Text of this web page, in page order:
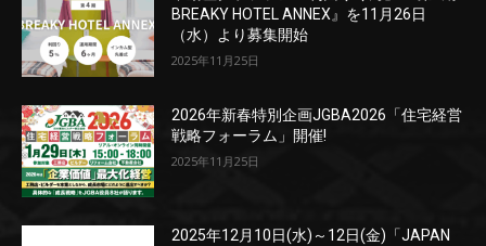
BREAKY HOTEL ANNEX』を11月26日
（水）より募集開始
2025年11月25日
2026年新春特別企画JGBA2026「住宅経営
戦略フォーラム」開催!
2025年11月25日
2025年12月10日(水)～12日(金)「JAPAN